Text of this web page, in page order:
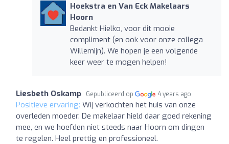
Hoekstra en Van Eck Makelaars
Hoorn
Bedankt Hielko, voor dit mooie
compliment (en ook voor onze collega
Willemijn). We hopen je een volgende
keer weer te mogen helpen!
Liesbeth Oskamp Gepubliceerd op 4 years ago
Positieve ervaring: Wij verkochten het huis van onze
overleden moeder. De makelaar hield daar goed rekening
mee, en we hoefden niet steeds naar Hoorn om dingen
te regelen. Heel prettig en professioneel.